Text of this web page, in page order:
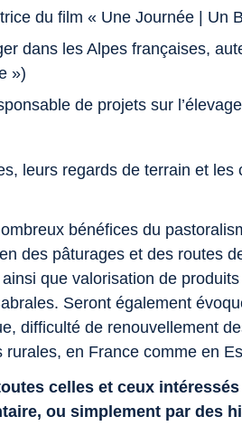
du film « Une Journée | Un
dans les Alpes françaises,
»)
de projets sur
leurs regards de terrain et les
bénéfices du
des pâturages et des routes
que valorisation de
Seront également
difficulté de renouvellement
rurales, en France comme en
celles et ceux intéressés
ou simplement par des